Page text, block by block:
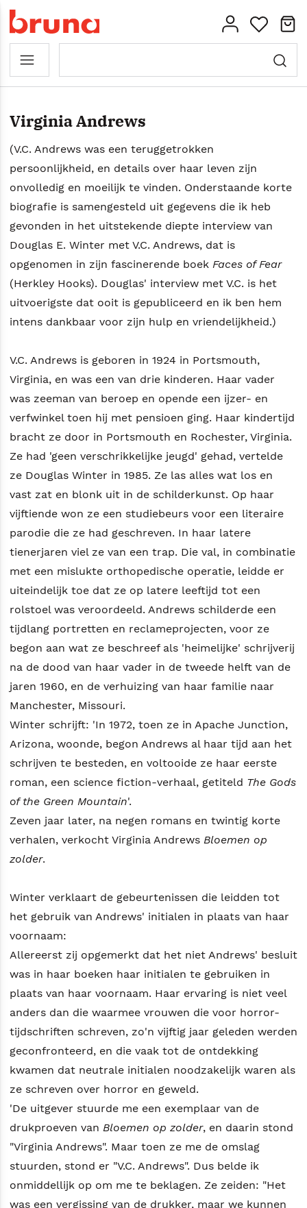
Virginia Andrews
(V.C. Andrews was een teruggetrokken
persoonlijkheid, en details over haar leven zijn
onvolledig en moeilijk te vinden. Onderstaande korte
biografie is samengesteld uit gegevens die ik heb
gevonden in het uitstekende diepte interview van
Douglas E. Winter met V.C. Andrews, dat is
opgenomen in zijn fascinerende boek Faces of Fear
(Herkley Hooks). Douglas' interview met V.C. is het
uitvoerigste dat ooit is gepubliceerd en ik ben hem
intens dankbaar voor zijn hulp en vriendelijkheid.)
V.C. Andrews is geboren in 1924 in Portsmouth,
Virginia, en was een van drie kinderen. Haar vader
was zeeman van beroep en opende een ijzer- en
verfwinkel toen hij met pensioen ging. Haar kindertijd
bracht ze door in Portsmouth en Rochester, Virginia.
Ze had 'geen verschrikkelijke jeugd' gehad, vertelde
ze Douglas Winter in 1985. Ze las alles wat los en
vast zat en blonk uit in de schilderkunst. Op haar
vijftiende won ze een studiebeurs voor een literaire
parodie die ze had geschreven. In haar latere
tienerjaren viel ze van een trap. Die val, in combinatie
met een mislukte orthopedische operatie, leidde er
uiteindelijk toe dat ze op latere leeftijd tot een
rolstoel was veroordeeld. Andrews schilderde een
tijdlang portretten en reclameprojecten, voor ze
begon aan wat ze beschreef als 'heimelijke' schrijverij
na de dood van haar vader in de tweede helft van de
jaren 1960, en de verhuizing van haar familie naar
Manchester, Missouri.
Winter schrijft: 'In 1972, toen ze in Apache Junction,
Arizona, woonde, begon Andrews al haar tijd aan het
schrijven te besteden, en voltooide ze haar eerste
roman, een science fiction-verhaal, getiteld The Gods
of the Green Mountain'.
Zeven jaar later, na negen romans en twintig korte
verhalen, verkocht Virginia Andrews Bloemen op
zolder.
Winter verklaart de gebeurtenissen die leidden tot
het gebruik van Andrews' initialen in plaats van haar
voornaam:
Allereerst zij opgemerkt dat het niet Andrews' besluit
was in haar boeken haar initialen te gebruiken in
plaats van haar voornaam. Haar ervaring is niet veel
anders dan die waarmee vrouwen die voor horror-
tijdschriften schreven, zo'n vijftig jaar geleden werden
geconfronteerd, en die vaak tot de ontdekking
kwamen dat neutrale initialen noodzakelijk waren als
ze schreven over horror en geweld.
'De uitgever stuurde me een exemplaar van de
drukproeven van Bloemen op zolder, en daarin stond
"Virginia Andrews". Maar toen ze me de omslag
stuurden, stond er "V.C. Andrews". Dus belde ik
onmiddellijk op om me te beklagen. Ze zeiden: "Het
was een vergissing van de drukker, maar we kunnen